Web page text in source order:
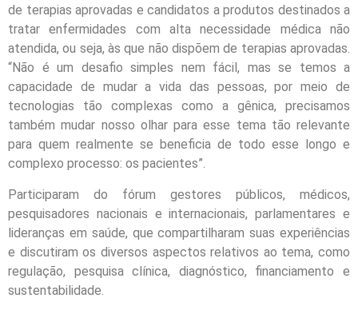
de terapias aprovadas e candidatos a produtos destinados a
tratar enfermidades com alta necessidade médica não
atendida, ou seja, às que não dispõem de terapias aprovadas.
“Não é um desafio simples nem fácil, mas se temos a
capacidade de mudar a vida das pessoas, por meio de
tecnologias tão complexas como a gênica, precisamos
também mudar nosso olhar para esse tema tão relevante
para quem realmente se beneficia de todo esse longo e
complexo processo: os pacientes”.
Participaram do fórum gestores públicos, médicos,
pesquisadores nacionais e internacionais, parlamentares e
lideranças em saúde, que compartilharam suas experiências
e discutiram os diversos aspectos relativos ao tema, como
regulação, pesquisa clínica, diagnóstico, financiamento e
sustentabilidade.